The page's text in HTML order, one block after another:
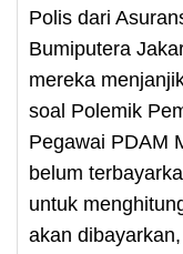
Polis dari
Bumiputera
mereka
soal Polemik
Pegawai PDAM
belum
untuk
akan